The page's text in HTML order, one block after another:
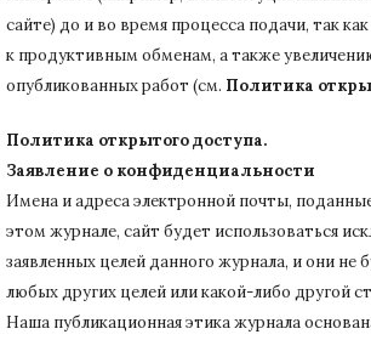
сайте) до и во время процесса подачи, так
к продуктивным обменам, а также
опубликованных работ (см. Политика
Политика открытого доступа.
Заявление о конфиденциальности
Имена и адреса электронной почты,
этом журнале, сайт будет использоваться
заявленных целей данного журнала, и они не
любых других целей или какой-либо другой
Наша публикационная этика журнала